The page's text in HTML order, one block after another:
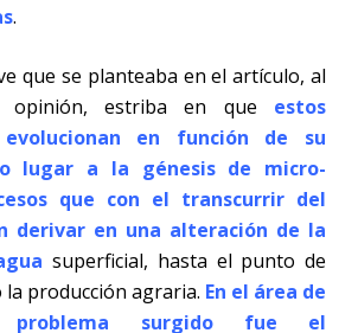
.
que se planteaba en el artículo, al
opinión, estriba en que estos
evolucionan en función de su
lugar a la génesis de micro-
que con el transcurrir del
derivar en una alteración de la
superficial, hasta el punto de
producción agraria. En el área de
surgido fue el